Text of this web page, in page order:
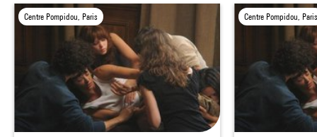
Centre Pompidou, Paris Centre Pompidou,